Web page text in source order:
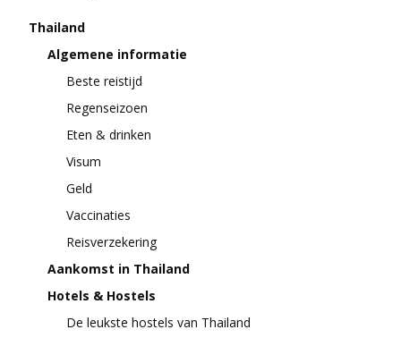
Thailand
Algemene informatie
Beste reistijd
Regenseizoen
Eten & drinken
Visum
Geld
Vaccinaties
Reisverzekering
Aankomst in Thailand
Hotels & Hostels
De leukste hostels van Thailand